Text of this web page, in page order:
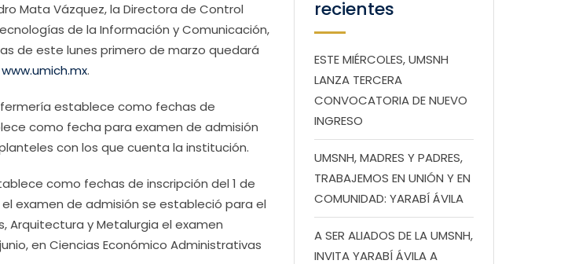
Mata Vázquez, la Directora de Control
de la Información y Comunicación,
de este lunes primero de marzo quedará
www.umich.mx.
establece como fechas de
como fecha para examen de admisión
con los que cuenta la institución.
como fechas de inscripción del 1 de
examen de admisión se estableció para el
Arquitectura y Metalurgia el examen
en Ciencias Económico Administrativas
recientes
ESTE MIÉRCOLES, UMSNH
LANZA TERCERA
CONVOCATORIA DE NUEVO
INGRESO
UMSNH, MADRES Y PADRES,
TRABAJEMOS EN UNIÓN Y EN
COMUNIDAD: YARABÍ ÁVILA
A SER ALIADOS DE LA UMSNH,
INVITA YARABÍ ÁVILA A